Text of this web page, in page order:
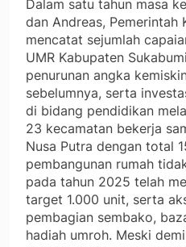
Dalam satu tahun masa
dan Andreas, Pemerintah
mencatat sejumlah
UMR Kabupaten
penurunan angka
sebelumnya, serta
di bidang pendidikan
23 kecamatan bekerja
Nusa Putra dengan total
pembangunan rumah
pada tahun 2025 telah
target 1.000 unit, serta
pembagian sembako,
hadiah umroh. Meski